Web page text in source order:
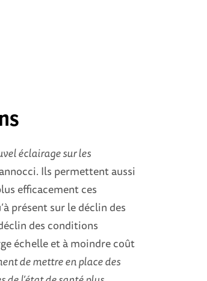
éclairage sur les
Ils permettent aussi
efficacement ces
présent sur le déclin des
des conditions
échelle et à moindre coût
de mettre en place des